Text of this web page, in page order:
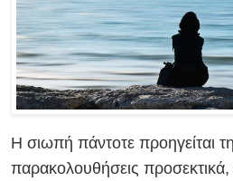
Η σιωπή πάντοτε προηγείται
παρακολουθήσεις προσεκτικά,